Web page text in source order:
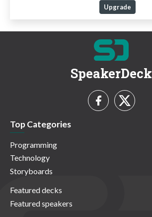
Upgrade
SpeakerDeck
Top Categories
Programming
Technology
Storyboards
Featured decks
Featured speakers